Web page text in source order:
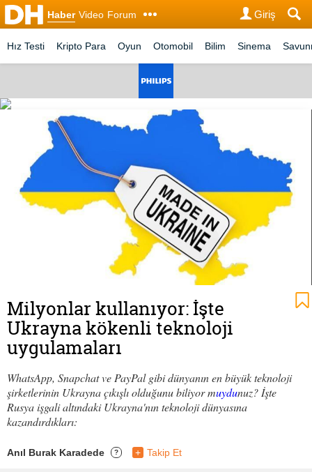
Haber Video Forum Giriş
Hız Testi Kripto Para Oyun Otomobil Bilim Sinema
Milyonlar kullanıyor: İşte
Ukrayna kökenli teknoloji
uygulamaları
WhatsApp, Snapchat ve PayPal gibi dünyanın en büyük teknoloji
şirketlerinin Ukrayna çıkışlı olduğunu biliyor muydunuz? İşte
Rusya işgali altındaki Ukrayna'nın teknoloji dünyasına
kazandırdıkları:
Anıl Burak Karadede ? + Takip Et